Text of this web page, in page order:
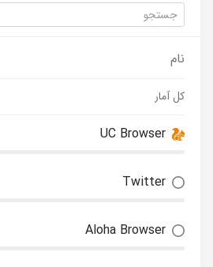
نام
کل آمار
UC Browser
Twitter
Aloha Browser